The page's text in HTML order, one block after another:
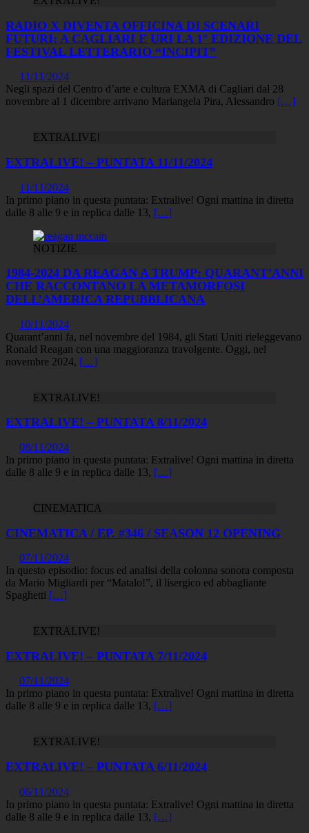
RADIO X DIVENTA OFFICINA DI SCENARI
FUTURI: A CAGLIARI E URI LA 1° EDIZIONE DEL
FESTIVAL LETTERARIO “INCIPIT”
11/11/2024
Negli spazi del Centro d’arte e cultura EXMA di Cagliari dal 28
novembre al 1 dicembre arrivano Mariangela Pira, Alessandro […]
EXTRALIVE!
EXTRALIVE! – PUNTATA 11/11/2024
11/11/2024
In primo piano in questa puntata: Extralive! Ogni mattina in diretta
dalle 8 alle 9 e in replica dalle 13, […]
NOTIZIE
1984-2024 DA REAGAN A TRUMP: QUARANT’ANNI
CHE RACCONTANO LA METAMORFOSI
DELL’AMERICA REPUBBLICANA
10/11/2024
Quarant’anni fa, nel novembre del 1984, gli Stati Uniti rieleggevano
Ronald Reagan con una maggioranza travolgente. Oggi, nel
novembre 2024, […]
EXTRALIVE!
EXTRALIVE! – PUNTATA 8/11/2024
08/11/2024
In primo piano in questa puntata: Extralive! Ogni mattina in diretta
dalle 8 alle 9 e in replica dalle 13, […]
CINEMATICA
CINEMATICA / EP. #346 / SEASON 12 OPENING
07/11/2024
In questo episodio: focus ed analisi della colonna sonora composta
da Mario Migliardi per “Matalo!”, il lisergico ed abbagliante
Spaghetti […]
EXTRALIVE!
EXTRALIVE! – PUNTATA 7/11/2024
07/11/2024
In primo piano in questa puntata: Extralive! Ogni mattina in diretta
dalle 8 alle 9 e in replica dalle 13, […]
EXTRALIVE!
EXTRALIVE! – PUNTATA 6/11/2024
06/11/2024
In primo piano in questa puntata: Extralive! Ogni mattina in diretta
dalle 8 alle 9 e in replica dalle 13, […]